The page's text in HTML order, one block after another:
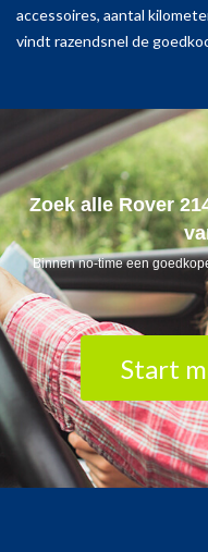
accessoires, aantal
vindt razendsnel de
Zoek alle Rover
Binnen no-time een
Start